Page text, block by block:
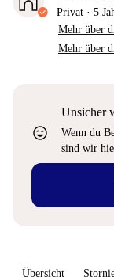
Privat · 5
Mehr über
Mehr über
sentiment_very_satisfied
Unsicher
Wenn du
sind wir
Übersicht